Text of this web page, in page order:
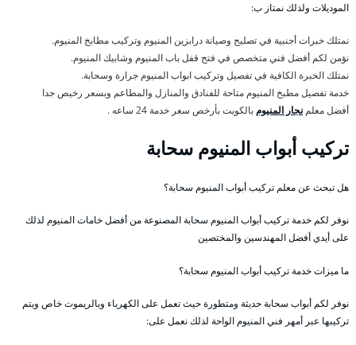
الموديلات ولذلك نمتاز ب:
نمتلك خبرات أجنبية في تصليح وصيانة درابزين المنيوم وتركيب مطابخ المنيوم.
نؤمن لكم أفضل فني متخصص في فتح قفل باب المنيوم وشابيك المنيوم.
نمتلك الخبرة الكافية في تفصيل وتركيب ابواب المنيوم جرارة وسحابة.
خدمة تفصيل مطبخ المنيوم متاحة للفنادق والمنازل والمطاعم وبسعر رخيص جدا
أفضل معلمنجار المنيومبالكويت بأرخص سعر خدمة 24 ساعه .
تركيب أبواب المنيوم سحابة
هل تبحث عن معلم تركيب أبواب المنيوم سحابة؟
نوفر لكم خدمة تركيب أبواب المنيوم سحابة المصنوعة من أفضل خامات المنيوم لذلك
على أيدي أفضل المهندسين والمختصين
ما ميزات خدمة تركيب أبواب المنيوم سحابة؟
نوفر لكم أبواب سحابة حديثة ومتطورة حيث تعمل على الكهرباء وبالريموت خاص ويتم
تركيبها عبر أمهر فني المنيوم الواحة لذلك نعمل على: